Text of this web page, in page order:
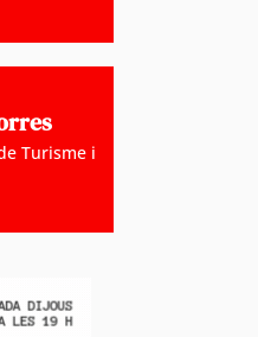
Turisme i